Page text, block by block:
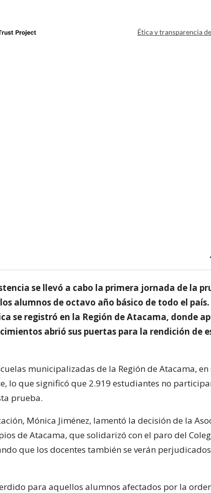
Ética y transparencia
se llevó a cabo la primera jornada de la
alumnos de octavo año básico de todo el país.
se registró en la Región de Atacama, donde
abrió sus puertas para la rendición de
municipalizadas de la Región de Atacama, en
lo que significó que 2.919 estudiantes no
prueba.
Mónica Jiménez, lamentó la decisión de la
de Atacama, que solidarizó con el paro del
que los docentes también se verán
para aquellos alumnos afectados por la